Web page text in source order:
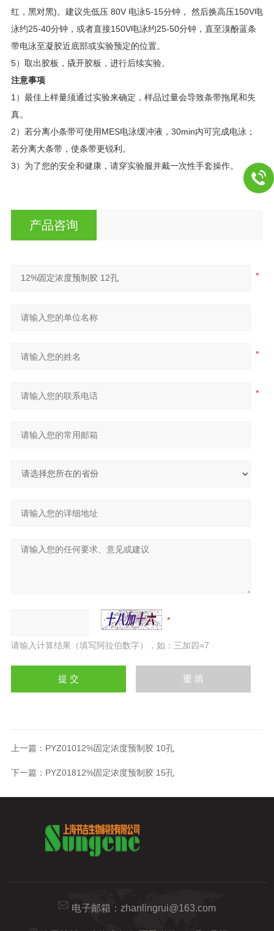
红，黑对黑)。建议先低压 80V 电泳5-15分钟， 然后换高压150V电
泳约25-40分钟，或者直接150V电泳约25-50分钟，直至溴酚蓝条
带电泳至凝胶近底部或实验预定的位置。
5）取出胶板，撬开胶板，进行后续实验。
注意事项
1）最佳上样量须通过实验来确定，样品过量会导致条带拖尾和失
真。
2）若分离小条带可使用MES电泳缓冲液，30min内可完成电泳；
若分离大条带，使条带更锐利。
3）为了您的安全和健康，请穿实验服并戴一次性手套操作。
产品咨询
请输入计算结果（填写阿拉伯数字），如：三加四=7
上一篇： PYZ01012%固定浓度预制胶 10孔
下一篇： PYZ01812%固定浓度预制胶 15孔
电子邮箱： zhanlingrui@163.com